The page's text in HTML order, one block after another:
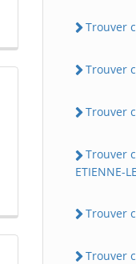
Trouver
Trouver
Trouver
Trouver
ETIENNE-
Trouver
Trouver